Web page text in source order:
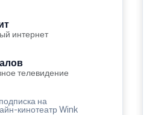
интернет
телевидение
на
кинотеатр Wink